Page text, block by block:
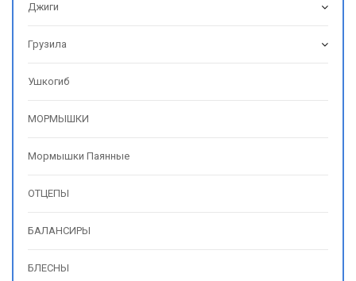
Джиги
Грузила
Ушкогиб
МОРМЫШКИ
Мормышки Паянные
ОТЦЕПЫ
БАЛАНСИРЫ
БЛЕСНЫ